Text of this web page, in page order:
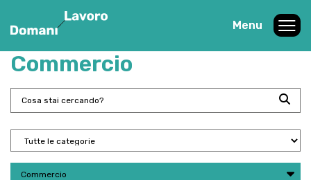
Menu
Commercio
Commercio